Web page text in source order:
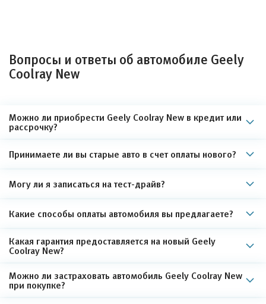
Вопросы и ответы об автомобиле Geely
Coolray New
Можно ли приобрести Geely Coolray New в кредит или
рассрочку?
Принимаете ли вы старые авто в счет оплаты нового?
Могу ли я записаться на тест-драйв?
Какие способы оплаты автомобиля вы предлагаете?
Какая гарантия предоставляется на новый Geely
Coolray New?
Можно ли застраховать автомобиль Geely Coolray New
при покупке?